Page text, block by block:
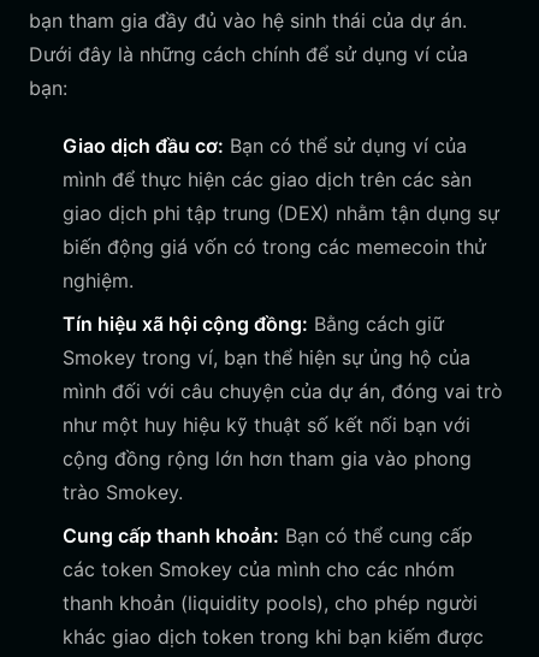
bạn tham gia đầy đủ vào hệ sinh thái của dự án.
Dưới đây là những cách chính để sử dụng ví của
bạn:
Giao dịch đầu cơ: Bạn có thể sử dụng ví của
mình để thực hiện các giao dịch trên các sàn
giao dịch phi tập trung (DEX) nhằm tận dụng sự
biến động giá vốn có trong các memecoin thử
nghiệm.
Tín hiệu xã hội cộng đồng: Bằng cách giữ
Smokey trong ví, bạn thể hiện sự ủng hộ của
mình đối với câu chuyện của dự án, đóng vai trò
như một huy hiệu kỹ thuật số kết nối bạn với
cộng đồng rộng lớn hơn tham gia vào phong
trào Smokey.
Cung cấp thanh khoản: Bạn có thể cung cấp
các token Smokey của mình cho các nhóm
thanh khoản (liquidity pools), cho phép người
khác giao dịch token trong khi bạn kiếm được